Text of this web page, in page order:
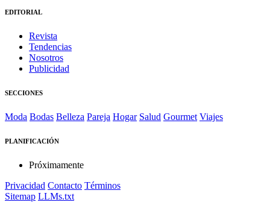
EDITORIAL
Revista
Tendencias
Nosotros
Publicidad
SECCIONES
Moda Bodas Belleza Pareja Hogar Salud Gourmet Viajes
PLANIFICACIÓN
Próximamente
Privacidad Contacto Términos
Sitemap LLMs.txt